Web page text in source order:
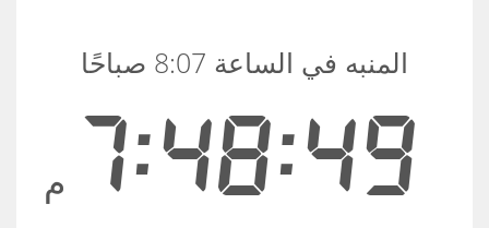
7:48:49 م
المنبه في الساعة 8:07 صباحًا